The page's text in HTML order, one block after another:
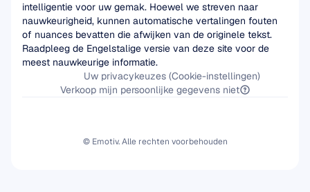
intelligentie voor uw gemak. Hoewel we streven naar
nauwkeurigheid, kunnen automatische vertalingen fouten
of nuances bevatten die afwijken van de originele tekst.
Raadpleeg de Engelstalige versie van deze site voor de
meest nauwkeurige informatie.
Uw privacykeuzes (Cookie-instellingen)
Verkoop mijn persoonlijke gegevens niet
© Emotiv. Alle rechten voorbehouden